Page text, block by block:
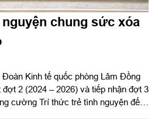
chung sức xóa
Kinh tế quốc phòng Lâm Đồng
2 (2024 – 2026) và tiếp nhận đợt 3
cường Trí thức trẻ tình nguyện đến